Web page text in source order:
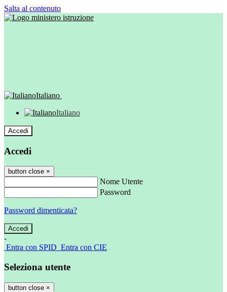
Salta al contenuto
Italiano
Italiano
Accedi
Accedi
button close ×
Nome Utente
Password
Password dimenticata?
-
Entra con SPID Entra con CIE
Seleziona utente
button close ×